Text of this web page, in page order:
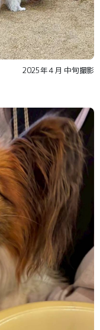
2025年４月 中旬撮影